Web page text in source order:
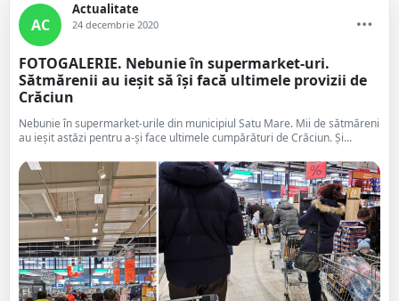
AC
Actualitate
24 decembrie 2020
FOTOGALERIE. Nebunie în supermarket-uri.
Sătmărenii au ieșit să își facă ultimele provizii de
Crăciun
Nebunie în supermarket-urile din municipiul Satu Mare. Mii de sătmăreni
au ieșit astăzi pentru a-și face ultimele cumpărături de Crăciun. Și...